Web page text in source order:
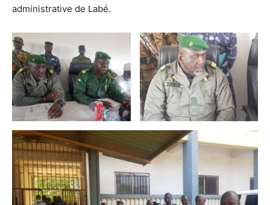
administrative de Labé.